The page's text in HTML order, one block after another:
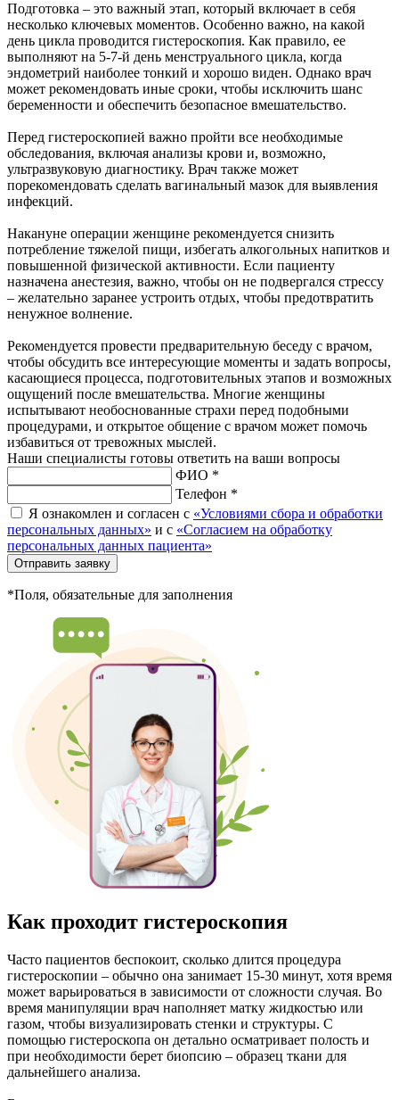
Подготовка – это важный этап, который включает в себя
несколько ключевых моментов. Особенно важно, на какой
день цикла проводится гистероскопия. Как правило, ее
выполняют на 5-7-й день менструального цикла, когда
эндометрий наиболее тонкий и хорошо виден. Однако врач
может рекомендовать иные сроки, чтобы исключить шанс
беременности и обеспечить безопасное вмешательство.
Перед гистероскопией важно пройти все необходимые
обследования, включая анализы крови и, возможно,
ультразвуковую диагностику. Врач также может
порекомендовать сделать вагинальный мазок для выявления
инфекций.
Накануне операции женщине рекомендуется снизить
потребление тяжелой пищи, избегать алкогольных напитков и
повышенной физической активности. Если пациенту
назначена анестезия, важно, чтобы он не подвергался стрессу
– желательно заранее устроить отдых, чтобы предотвратить
ненужное волнение.
Рекомендуется провести предварительную беседу с врачом,
чтобы обсудить все интересующие моменты и задать вопросы,
касающиеся процесса, подготовительных этапов и возможных
ощущений после вмешательства. Многие женщины
испытывают необоснованные страхи перед подобными
процедурами, и открытое общение с врачом может помочь
избавиться от тревожных мыслей.
Наши специалисты готовы ответить на ваши вопросы
ФИО *
Телефон *
Я ознакомлен и согласен с «Условиями сбора и обработки
персональных данных» и с «Согласием на обработку
персональных данных пациента»
Отправить заявку
*Поля, обязательные для заполнения
Как проходит гистероскопия
Часто пациентов беспокоит, сколько длится процедура
гистероскопии – обычно она занимает 15-30 минут, хотя время
может варьироваться в зависимости от сложности случая. Во
время манипуляции врач наполняет матку жидкостью или
газом, чтобы визуализировать стенки и структуры. С
помощью гистероскопа он детально осматривает полость и
при необходимости берет биопсию – образец ткани для
дальнейшего анализа.